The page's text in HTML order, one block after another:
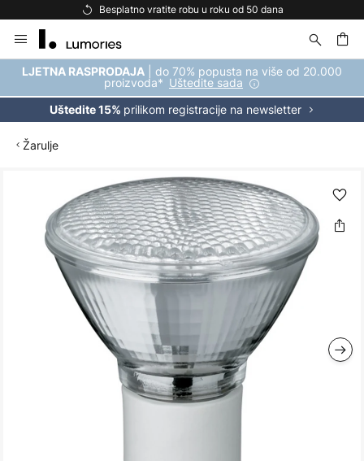
Besplatno vratite robu u roku od 50 dana
to
Content
LJETNA RASPRODAJA | do 70% popusta na više od 20.000
proizvoda* Uštedite sada
Uštedite 15% prilikom registracije na newsletter
Žarulje